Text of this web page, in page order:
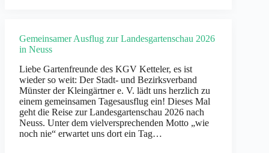
Gemeinsamer Ausflug zur Landesgartenschau 2026
in Neuss
Liebe Gartenfreunde des KGV Ketteler, es ist
wieder so weit: Der Stadt- und Bezirksverband
Münster der Kleingärtner e. V. lädt uns herzlich zu
einem gemeinsamen Tagesausflug ein! Dieses Mal
geht die Reise zur Landesgartenschau 2026 nach
Neuss. Unter dem vielversprechenden Motto „wie
noch nie“ erwartet uns dort ein Tag…